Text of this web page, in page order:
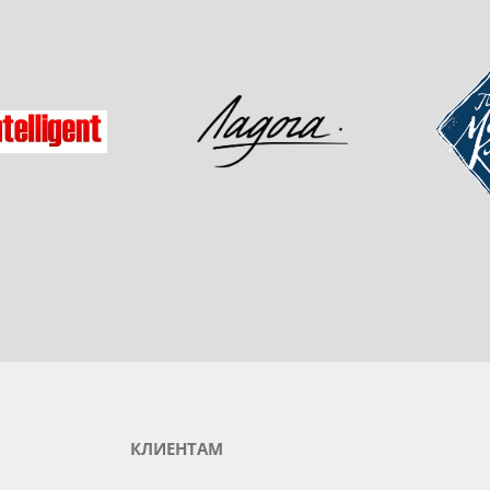
Ладога
КЛИЕНТАМ